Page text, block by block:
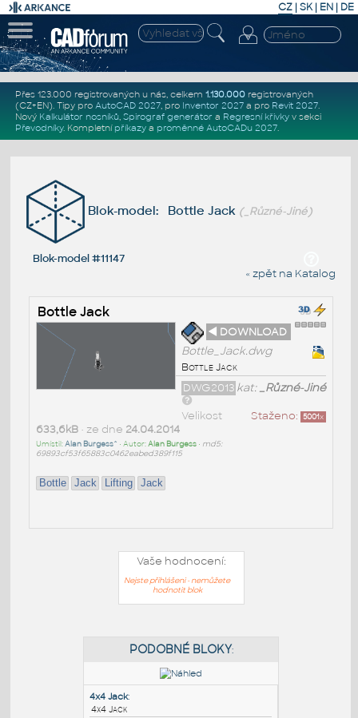
CZ | SK| EN | DE
Přes 123.000 registrovaných u nás, celkem 1.130.000registrovaných
(CZ+EN). Tipy pro AutoCAD 2027, pro Inventor 2027a pro Revit 2027.
Nový Kalkulátor nosníků, Spirograf generátor a Regresní křivkyv sekci
Převodníky. Kompletní příkazya proměnné AutoCADu 2027.
Blok-model: Bottle Jack (_Různé-Jiné)
Blok-model #11147
« zpět na Katalog
Bottle Jack
◄ DOWNLOAD
Bottle_Jack.dwg
Bottle Jack
kat:_Různé-Jiné
DWG2013
Staženo: 5001x
Velikost
633,6kB• ze dne 24.04.2014
Umístil:Alan Burgess^ • Autor:Alan Burgess• md5:
69893cf53f65883c0462eabed389f115
Bottle Jack Lifting Jack
Vaše hodnocení:
Nejste přihlášeni - nemůžete
hodnotit blok